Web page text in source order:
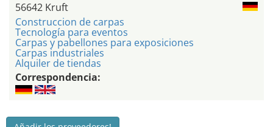
56642 Kruft
Construccion de carpas
Tecnología para eventos
Carpas y pabellones para exposiciones
Carpas industriales
Alquiler de tiendas
Correspondencia: